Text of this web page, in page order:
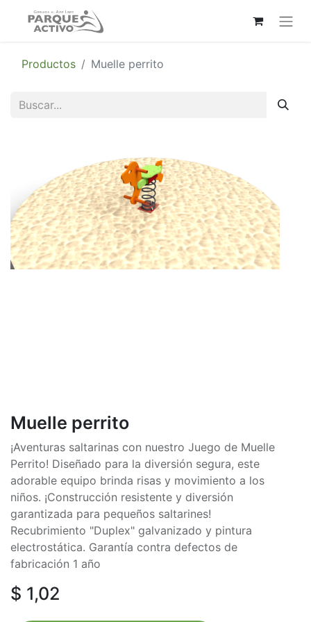
Productos Muelle perrito
Muelle perrito
¡Aventuras saltarinas con nuestro Juego de Muelle
Perrito! Diseñado para la diversión segura, este
adorable equipo brinda risas y movimiento a los
niños. ¡Construcción resistente y diversión
garantizada para pequeños saltarines!
Recubrimiento "Duplex" galvanizado y pintura
electrostática. Garantía contra defectos de
fabricación 1 año
$ 1,02